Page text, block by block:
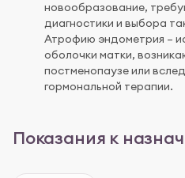
новообразование,
диагностики и выбора
Атрофию эндометрия –
оболочки матки,
постменопаузе или
гормональной терапии.
Показания к